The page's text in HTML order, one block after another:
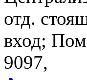
отд.
вход;
9097,